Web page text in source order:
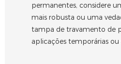
permanentes, considere
mais robusta ou uma
tampa de travamento de
aplicações temporárias